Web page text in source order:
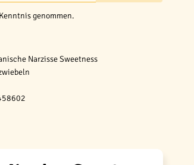
genommen.
Narzisse Sweetness